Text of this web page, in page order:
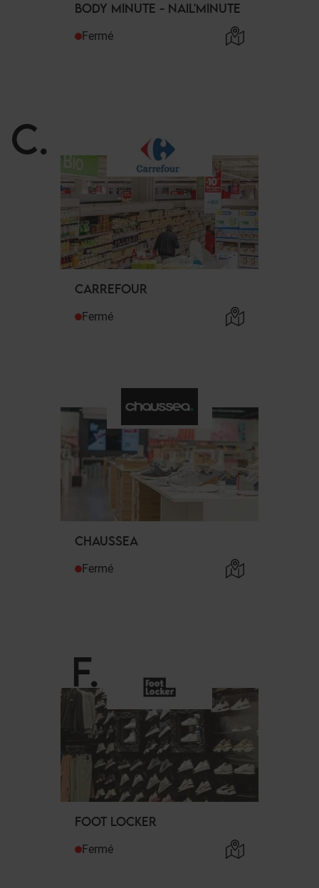
BODY MINUTE - NAIL'MINUTE
Fermé
C.
CARREFOUR
Fermé
CHAUSSEA
Fermé
F.
FOOT LOCKER
Fermé